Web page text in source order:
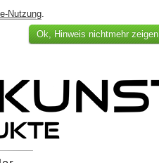
Nutzung.
Ok, Hinweis nichtmehr zeigen